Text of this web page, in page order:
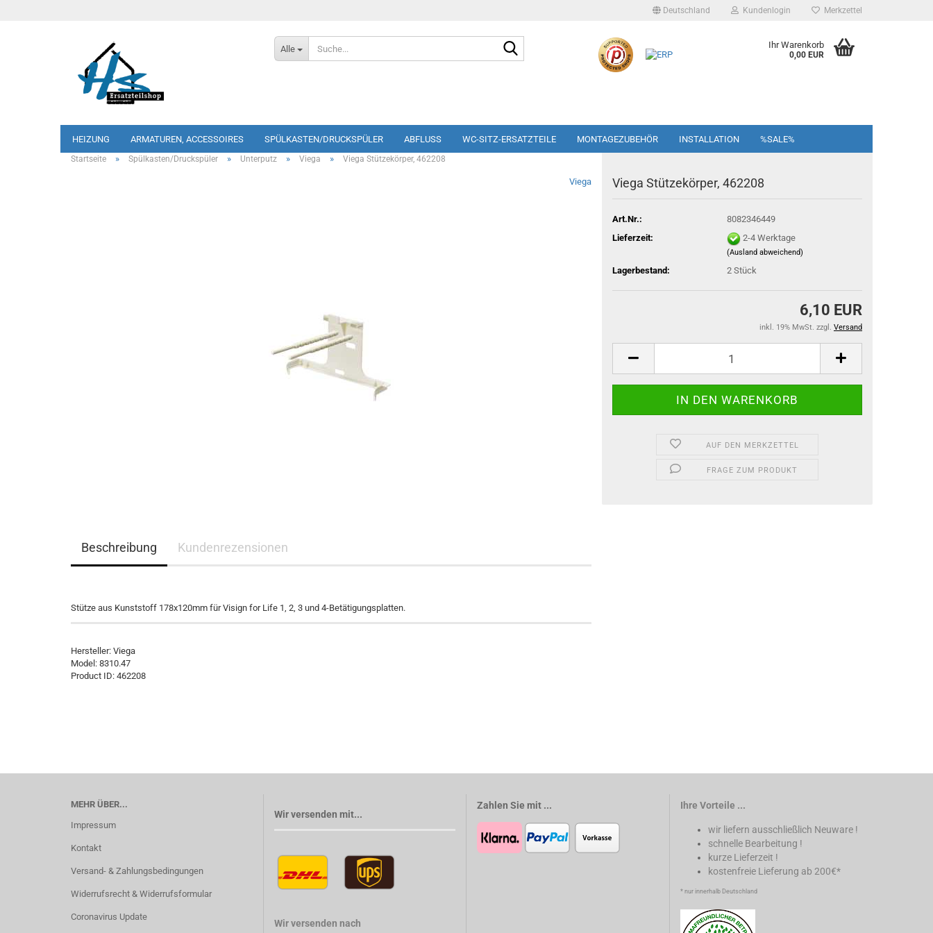
Deutschland Kundenlogin Merkzettel
Alle Ihr Warenkorb
0,00 EUR
HEIZUNG ARMATUREN, ACCESSOIRES SPÜLKASTEN/DRUCKSPÜLER ABFLUSS WC-SITZ-ERSATZTEILE MONTAGEZUBEHÖR INSTALLATION %SALE%
Startseite » Spülkasten/Druckspüler » Unterputz » Viega » Viega Stützekörper, 462208
Viega Viega Stützekörper, 462208
Art.Nr.:
8082346449
Lieferzeit:
2-4 Werktage
(Ausland abweichend)
Lagerbestand: 2 Stück
6,10 EUR
inkl. 19% MwSt. zzgl. Versand
AUF DEN MERKZETTEL
FRAGE ZUM PRODUKT
Beschreibung Kundenrezensionen
Stütze aus Kunststoff 178x120mm für Visign for Life 1, 2, 3 und 4-Betätigungsplatten.
Hersteller: Viega
Model: 8310.47
Product ID: 462208
MEHR ÜBER...
Impressum
Kontakt
Versand- & Zahlungsbedingungen
Widerrufsrecht & Widerrufsformular
Coronavirus Update
Wir versenden mit...
Wir versenden nach
Zahlen Sie mit ... Ihre Vorteile ...
wir liefern ausschließlich Neuware !
schnelle Bearbeitung !
kurze Lieferzeit !
kostenfreie Lieferung ab 200€*
* nur innerhalb Deutschland